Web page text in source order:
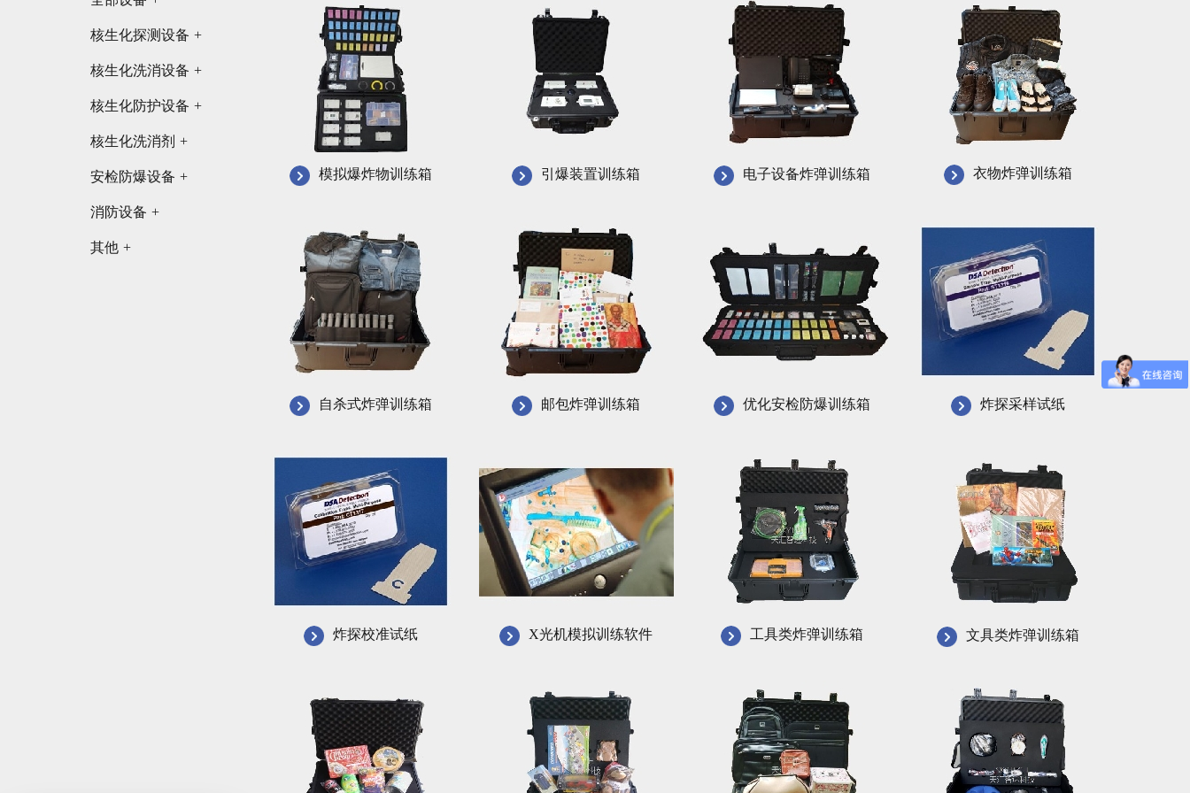
核生化探测设备 +
核生化洗消设备 +
核生化防护设备 +
核生化洗消剂 +
安检防爆设备 +
消防设备 +
其他 +
模拟爆炸物训练箱 引爆装置训练箱 电子设备炸弹训练箱 衣物炸弹训练箱
自杀式炸弹训练箱 邮包炸弹训练箱 优化安检防爆训练箱 炸探采样试纸
炸探校准试纸 X光机模拟训练软件 工具类炸弹训练箱 文具类炸弹训练箱